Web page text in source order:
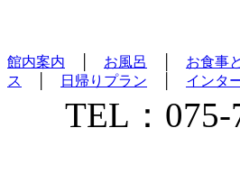
館内案内 お風呂 お食事
ス
日帰りプラン インタ
TEL：075-